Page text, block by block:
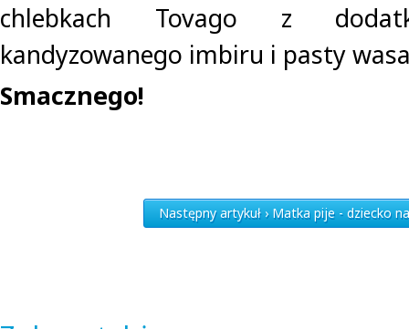
chlebkach Tovago z
kandyzowanego imbiru i pasty
Smacznego!
Następny artykuł › Matka pije - dziecko